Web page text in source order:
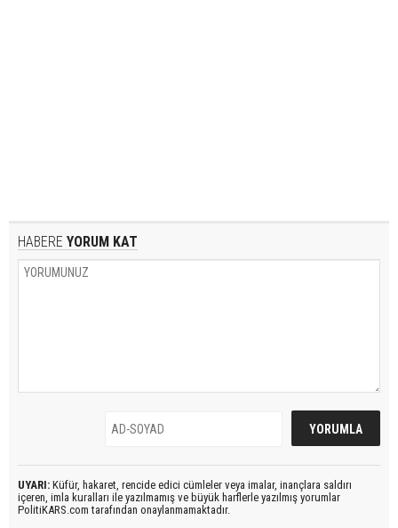
HABERE YORUM KAT
UYARI: Küfür, hakaret, rencide edici cümleler veya imalar, inançlara saldırı
içeren, imla kuralları ile yazılmamış ve büyük harflerle yazılmış yorumlar
PolitiKARS.com tarafından onaylanmamaktadır.